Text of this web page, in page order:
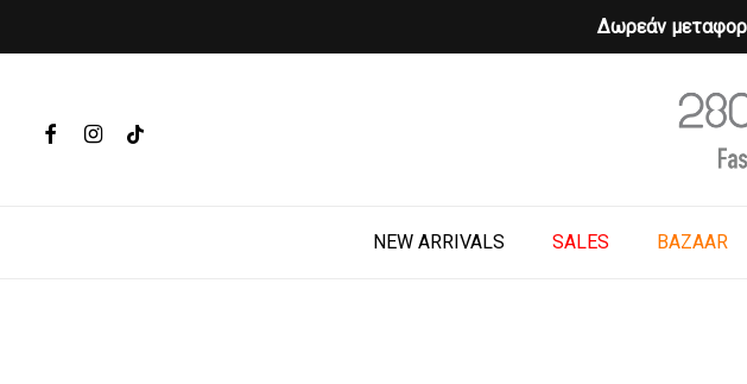
Δωρεάν
Hit enter to search or ESC to close
FACEBOOKINSTAGRAM
TIKTOK
NEW ARRIVALS SALES BAZAAR